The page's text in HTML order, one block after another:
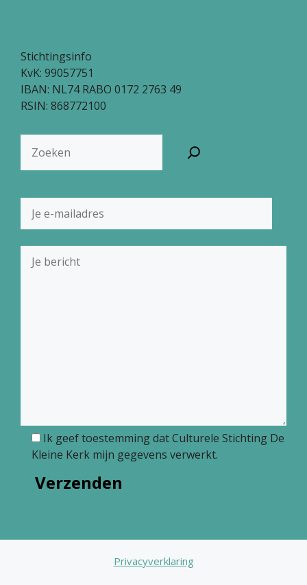
Stichtingsinfo
KvK: 99057751
IBAN: NL74 RABO 0172 2763 49
RSIN: 868772100
Ik geef toestemming dat Culturele Stichting De
Kleine Kerk mijn gegevens verwerkt.
Privacyverklaring